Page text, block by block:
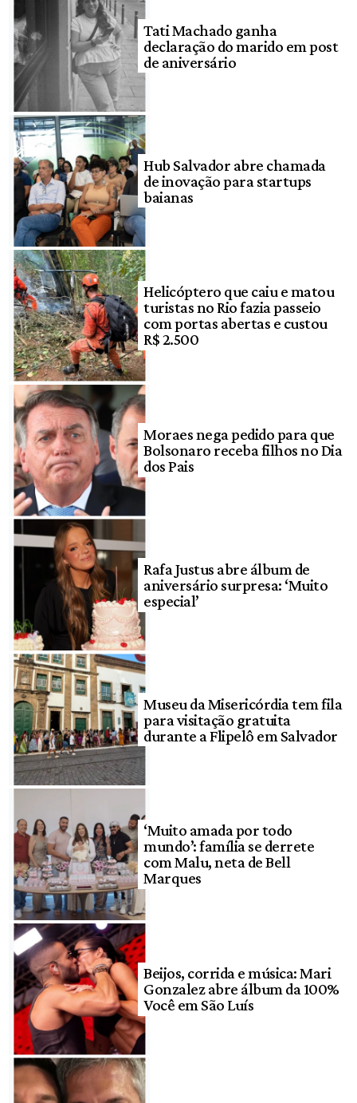
Tati Machado ganha
declaração do marido em post
de aniversário
Hub Salvador abre chamada
de inovação para startups
baianas
Helicóptero que caiu e matou
turistas no Rio fazia passeio
com portas abertas e custou
R$ 2.500
Moraes nega pedido para que
Bolsonaro receba filhos no Dia
dos Pais
Rafa Justus abre álbum de
aniversário surpresa: ‘Muito
especial’
Museu da Misericórdia tem fila
para visitação gratuita
durante a Flipelô em Salvador
‘Muito amada por todo
mundo’: família se derrete
com Malu, neta de Bell
Marques
Beijos, corrida e música: Mari
Gonzalez abre álbum da 100%
Você em São Luís